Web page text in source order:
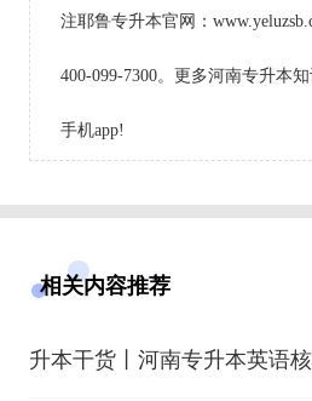
注耶鲁专升本官网：
400-099-7300。更多河南专升本
手机app!
相关内容推荐
升本干货丨河南专升本英语